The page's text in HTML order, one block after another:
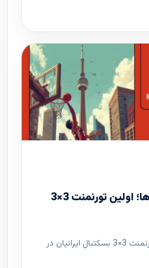
بسکتبال فراتر از مرزها؛ اولین تورنمنت 3×3
گزارش برگزاری نخستین تورنمنت 3×3 بسکتبال ایرانیان در